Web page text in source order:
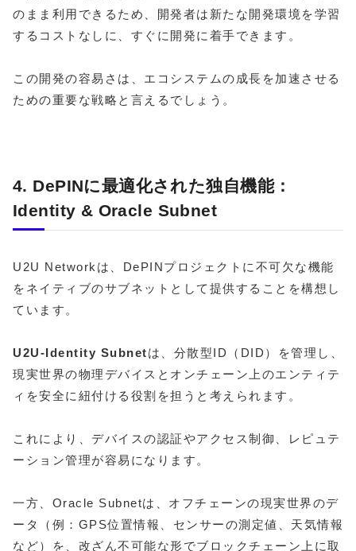
のまま利用できるため、開発者は新たな開発環境を学習
するコストなしに、すぐに開発に着手できます。
この開発の容易さは、エコシステムの成長を加速させる
ための重要な戦略と言えるでしょう。
4. DePINに最適化された独自機能：
Identity & Oracle Subnet
U2U Networkは、DePINプロジェクトに不可欠な機能
をネイティブのサブネットとして提供することを構想し
ています。
U2U-Identity Subnetは、分散型ID（DID）を管理し、
現実世界の物理デバイスとオンチェーン上のエンティテ
ィを安全に紐付ける役割を担うと考えられます。
これにより、デバイスの認証やアクセス制御、レピュテ
ーション管理が容易になります。
一方、Oracle Subnetは、オフチェーンの現実世界のデ
ータ（例：GPS位置情報、センサーの測定値、天気情報
など）を、改ざん不可能な形でブロックチェーン上に取